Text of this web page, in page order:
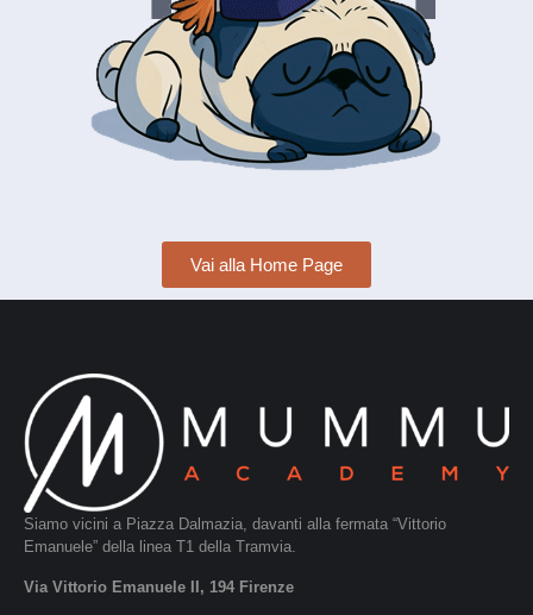
Vai alla Home Page
Siamo vicini a Piazza Dalmazia, davanti alla fermata “Vittorio
Emanuele” della linea T1 della Tramvia.
Via Vittorio Emanuele II, 194 Firenze